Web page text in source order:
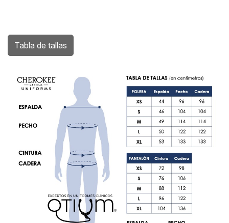
Tabla de tallas